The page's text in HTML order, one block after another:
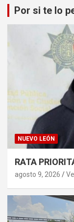
Por si te lo
NUEVO LEÓN
RATA
agosto 9, 2026